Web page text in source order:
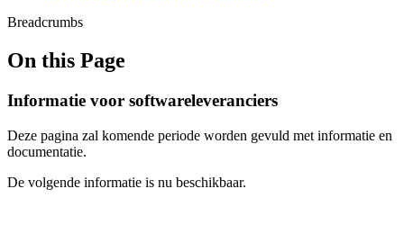
Breadcrumbs
On this Page
Informatie voor softwareleveranciers
Deze pagina zal komende periode worden gevuld met informatie en
documentatie.
De volgende informatie is nu beschikbaar.